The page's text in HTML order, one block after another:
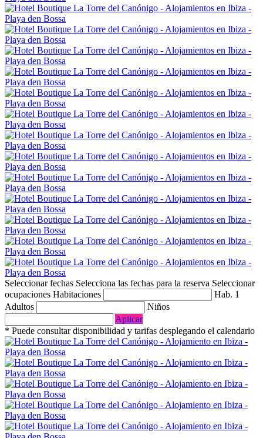
Seleccionar fechas Selecciona las fechas para la reserva Seleccionar
ocupaciones Habitaciones
Hab. 1
Adultos
Niños
Aplicar
* Puede consultar disponibilidad y tarifas desplegando el calendario